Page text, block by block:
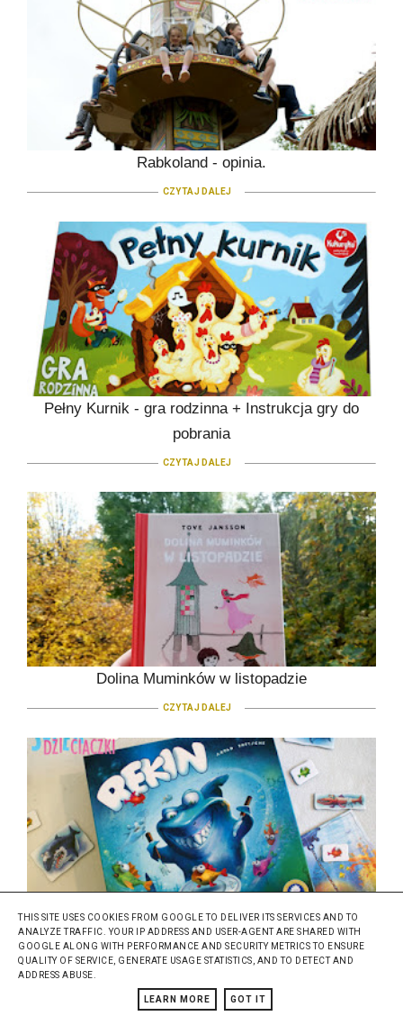
Rabkoland - opinia.
CZYTAJ DALEJ
Pełny Kurnik - gra rodzinna + Instrukcja gry do
pobrania
CZYTAJ DALEJ
Dolina Muminków w listopadzie
CZYTAJ DALEJ
Rekin Granna - gra planszowa.
THIS SITE USES COOKIES FROM GOOGLE TO DELIVER ITS SERVICES AND TO
ANALYZE TRAFFIC. YOUR IP ADDRESS AND USER-AGENT ARE SHARED WITH
GOOGLE ALONG WITH PERFORMANCE AND SECURITY METRICS TO ENSURE
QUALITY OF SERVICE, GENERATE USAGE STATISTICS, AND TO DETECT AND
ADDRESS ABUSE.
LEARN MORE GOT IT